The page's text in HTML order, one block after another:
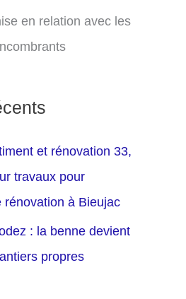
en relation avec les
et rénovation 33,
travaux pour
rénovation à Bieujac
: la benne devient
propres